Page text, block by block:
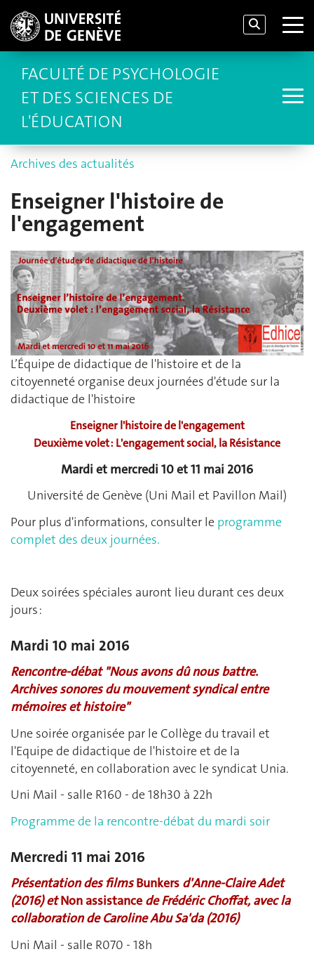
FACULTÉ DE PSYCHOLOGIE
ET DES SCIENCES DE
L'ÉDUCATION
Archives des actualités
Enseigner l'histoire de
l'engagement
L’Équipe de didactique de l'histoire et de la
citoyenneté organise deux journées d'étude sur la
didactique de l'histoire
Enseigner l'histoire de l'engagement
Deuxième volet : L'engagement social, la Résistance
Mardi et mercredi 10 et 11 mai 2016
Université de Genève (Uni Mail et Pavillon Mail)
Pour plus d'informations, consulter le programme
complet des deux journées.
Deux soirées spéciales auront lieu durant ces deux
jours :
Mardi 10 mai 2016
Rencontre-débat "Nous avons dû nous battre.
Archives sonores du mouvement syndical entre
mémoires et histoire"
Une soirée organisée par le Collège du travail et
l'Equipe de didactique de l'histoire et de la
citoyenneté, en collaboration avec le syndicat Unia.
Uni Mail - salle R160 - de 18h30 à 22h
Programme de la rencontre-débat du mardi soir
Mercredi 11 mai 2016
Présentation des filmsBunkers d'Anne-Claire Adet
(2016) etNon assistance de Frédéric Choffat, avec la
collaboration de Caroline Abu Sa'da (2016)
Uni Mail - salle R070 - 18h